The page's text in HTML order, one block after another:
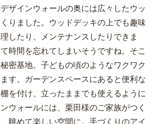
ザインウォールの奥には広々したウッ
りました。ウッドデッキの上でも趣味
したり、メンテナンスしたりできま
時間を忘れてしまいそうですね。そこ
密基地。子どもの頃のようなワクワク
す。ガーデンスペースにあると便利な
を付け、立ったままでも使えるように
ウォールには、栗田様のご家族がつく
眺めて楽しい空間に。手づくりのアイ